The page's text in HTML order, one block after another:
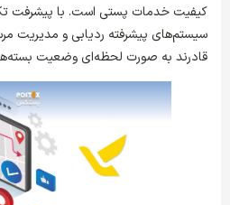
کیفیت خدمات پستی است. با پیشرفت
سیستم‌های پیشرفته ردیابی و مدیریت
قادرند به صورت لحظه‌ای وضعیت بسته‌ها